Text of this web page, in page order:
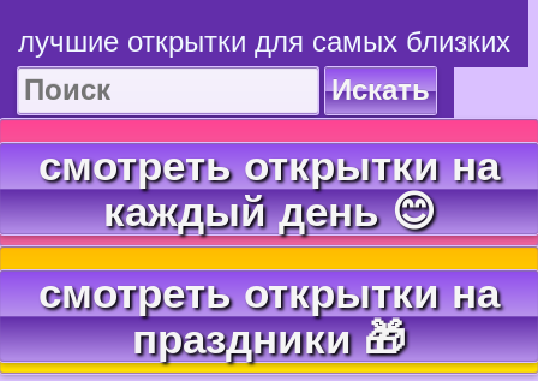
лучшие открытки для самых близких
Искать
смотреть открытки на
каждый день 😊
смотреть открытки на
праздники 🎁